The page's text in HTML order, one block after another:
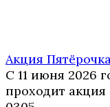
Акция
С 11 июня 2026
проходит акция